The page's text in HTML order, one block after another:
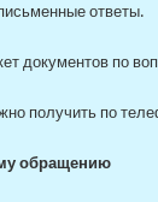
ответы.
документов по
получить по
обращению